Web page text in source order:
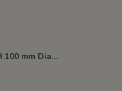
PILIER H 100 mm Diam.43 mm 1350°C